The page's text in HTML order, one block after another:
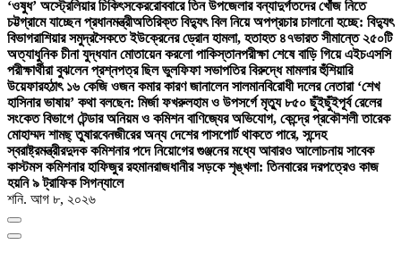
‘ওষুধ’ অস্ট্রেলিয়ার চিকিৎসকেররোববারে তিন উপজেলার বন্যাদুর্গতদের খোঁজ নিতে
চট্টগ্রামে যাচ্ছেন প্রধানমন্ত্রীঅতিরিক্ত বিদ্যুৎ বিল নিয়ে অপপ্রচার চালানো হচ্ছে: বিদ্যুৎ
বিভাগরাশিয়ার সমুদ্রসৈকতে ইউক্রেনের ড্রোন হামলা, হতাহত ৪৭ভারত সীমান্তে ২৫০টি
অত্যাধুনিক চীনা যুদ্ধযান মোতায়েন করলো পাকিস্তানপরীক্ষা শেষে বাড়ি গিয়ে এইচএসসি
পরীক্ষার্থীরা বুঝলেন প্রশ্নপত্র ছিল ভুলফিফা সভাপতির বিরুদ্ধে মামলার হুঁশিয়ারি
উয়েফারহঠাৎ ১৬ কেজি ওজন কমার কারণ জানালেন সালমানবিরোধী দলের নেতারা ‘শেখ
হাসিনার ভাষায়’ কথা বলছেন: মির্জা ফখরুলহাম ও উপসর্গে মৃত্যু ৮৫০ ছুঁইছুঁইপূর্ব রেলের
সংকেত বিভাগে টেন্ডার অনিয়ম ও কমিশন বাণিজ্যের অভিযোগ, কেন্দ্রে প্রকৌশলী তারেক
মোহাম্মদ শামছ্ তুষারবেনজীরের অন্য দেশের পাসপোর্ট থাকতে পারে, সন্দেহ
স্বরাষ্ট্রমন্ত্রীরদুদক কমিশনার পদে নিয়োগের গুঞ্জনের মধ্যে আবারও আলোচনায় সাবেক
কাস্টমস কমিশনার হাফিজুর রহমানরাজধানীর সড়কে শৃঙ্খলা: তিনবারের দরপত্রেও কাজ
হয়নি ৯ ট্রাফিক সিগন্যালে
শনি. আগ ৮, ২০২৬